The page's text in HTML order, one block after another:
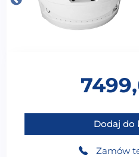
ilość Wanna z
Dodaj do
Zamów